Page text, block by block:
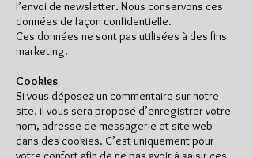
l’envoi de newsletter. Nous conservons ces
données de façon confidentielle.
Ces données ne sont pas utilisées à des fins
marketing.
Cookies
Si vous déposez un commentaire sur notre
site, il vous sera proposé d’enregistrer votre
nom, adresse de messagerie et site web
dans des cookies. C’est uniquement pour